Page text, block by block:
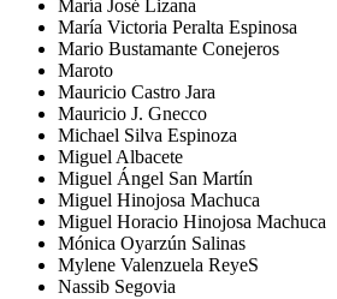
María José Lizana
María Victoria Peralta Espinosa
Mario Bustamante Conejeros
Maroto
Mauricio Castro Jara
Mauricio J. Gnecco
Michael Silva Espinoza
Miguel Albacete
Miguel Ángel San Martín
Miguel Hinojosa Machuca
Miguel Horacio Hinojosa Machuca
Mónica Oyarzún Salinas
Mylene Valenzuela ReyeS
Nassib Segovia